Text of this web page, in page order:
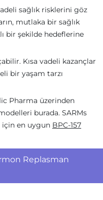
sağlık risklerini göz
mutlaka bir sağlık
bir şekilde hedeflerine
Kısa vadeli kazançlar
bir yaşam tarzı
Pharma üzerinden
burada. SARMs
için en uygun BPC-157
Replasman